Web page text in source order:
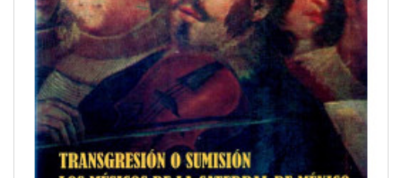
QUICKVIEW
WISHLIST